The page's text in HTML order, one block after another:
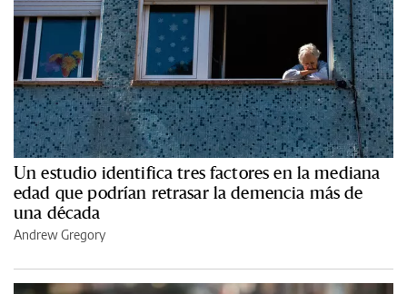
Un estudio identifica tres factores en la mediana
edad que podrían retrasar la demencia más de
una década
Andrew Gregory